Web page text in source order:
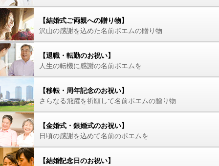
【結婚式ご両親への贈り物】
沢山の感謝を込めた名前ポエムの贈り物
【退職・転勤のお祝い】
人生の転機に感謝の名前ポエムを
【移転・周年記念のお祝い】
さらなる飛躍を祈願して名前ポエムの贈り物
【金婚式・銀婚式のお祝い】
日頃の感謝を込めて名前のポエムを
【結婚記念日のお祝い】